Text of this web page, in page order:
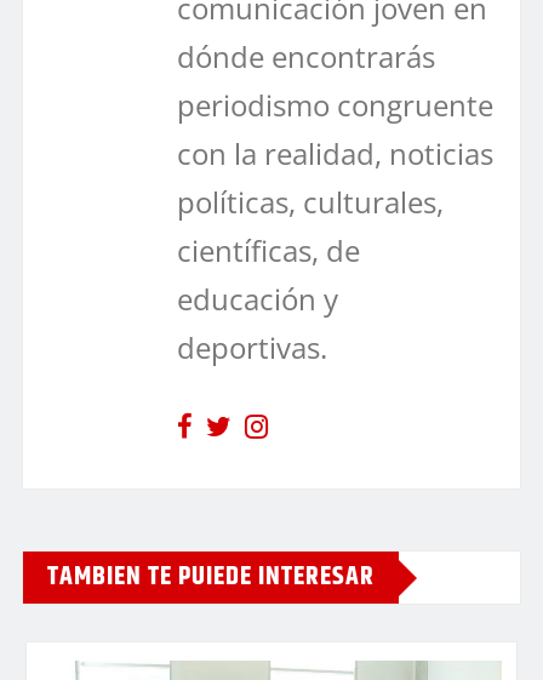
comunicación joven en
dónde encontrarás
periodismo congruente
con la realidad, noticias
políticas, culturales,
científicas, de
educación y
deportivas.
TAMBIEN TE PUIEDE INTERESAR